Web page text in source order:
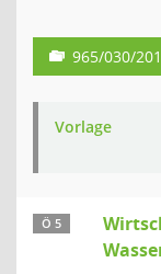
965/030/
Vorlage
Ö 5